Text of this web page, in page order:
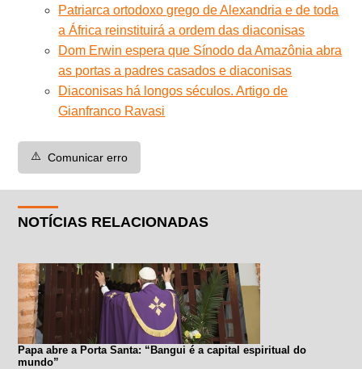
Patriarca ortodoxo grego de Alexandria e de toda
a África reinstituirá a ordem das diaconisas
Dom Erwin espera que Sínodo da Amazônia abra
as portas a padres casados e diaconisas
Diaconisas há longos séculos. Artigo de
Gianfranco Ravasi
⚠️ Comunicar erro
NOTÍCIAS RELACIONADAS
Papa abre a Porta Santa: “Bangui é a capital espiritual do
mundo”